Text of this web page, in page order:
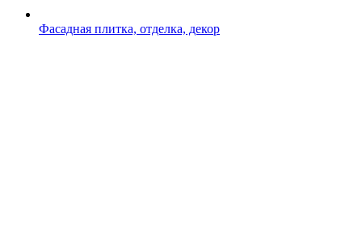
Фасадная плитка, отделка, декор